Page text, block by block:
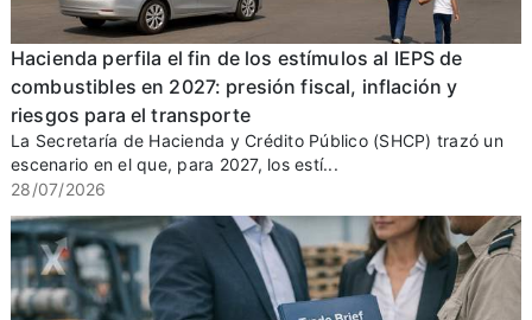
Hacienda perfila el fin de los estímulos al IEPS de
combustibles en 2027: presión fiscal, inflación y
riesgos para el transporte
La Secretaría de Hacienda y Crédito Público (SHCP) trazó un
escenario en el que, para 2027, los estí...
28/07/2026